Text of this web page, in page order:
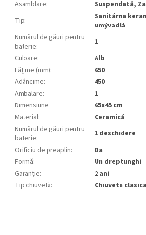
Asamblare:
Suspendată,
Tip:
Sanitárna
umývadlá
Numărul de găuri pentru
baterie:
1
Culoare:
Alb
Lăţime (mm):
650
Adâncime:
450
Ambalare:
1
Dimensiune:
65x45 cm
Material:
Ceramică
Numărul de găuri pentru
baterie:
1 deschidere
Orificiu de preaplin:
Da
Formă:
Un dreptunghi
Garanție:
2 ani
Tip chiuvetă: Chiuveta clasica